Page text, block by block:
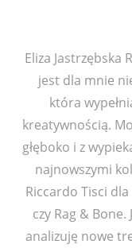
Eliza Jastrzębska
jest dla mnie
która
kreatywnością.
głęboko i z
najnowszymi
Riccardo Tisci
czy Rag &
analizuję nowe